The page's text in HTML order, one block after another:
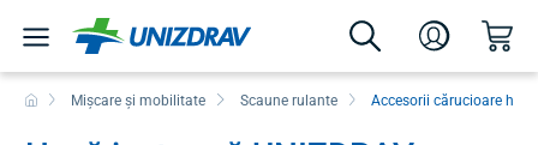
Mișcare și mobilitate Scaune rulante Accesorii cărucioare